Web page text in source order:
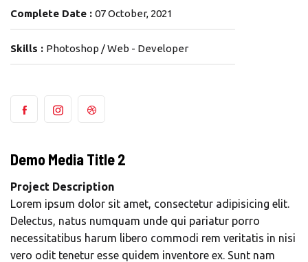
Complete Date : 07 October, 2021
Skills : Photoshop / Web - Developer
Demo Media Title 2
Project Description
Lorem ipsum dolor sit amet, consectetur adipisicing elit.
Delectus, natus numquam unde qui pariatur porro
necessitatibus harum libero commodi rem veritatis in nisi
vero odit tenetur esse quidem inventore ex. Sunt nam